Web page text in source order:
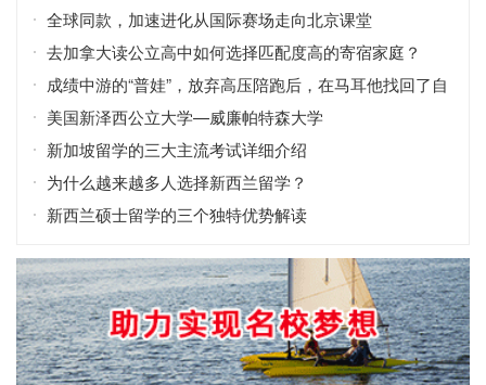
桥梁
全球同款，加速进化从国际赛场走向北京课堂
去加拿大读公立高中如何选择匹配度高的寄宿家庭？
成绩中游的“普娃”，放弃高压陪跑后，在马耳他找回了自
信！
美国新泽西公立大学—威廉帕特森大学
新加坡留学的三大主流考试详细介绍
为什么越来越多人选择新西兰留学？
新西兰硕士留学的三个独特优势解读